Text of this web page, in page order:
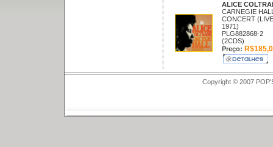
ALICE
CARNEGIE
CONCERT (LIVE
1971)
PLG882868-2
(2CDS)
Preço:
Copyright © 2007